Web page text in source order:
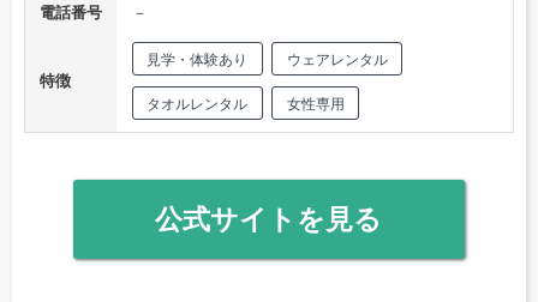
電話番号
－
特徴
見学・体験あり ウェアレンタル
タオルレンタル 女性専用
公式サイトを見る